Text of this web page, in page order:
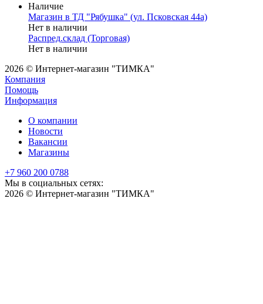
Наличие
Магазин в ТД "Рябушка" (ул. Псковская 44а)
Нет в наличии
Распред.склад (Торговая)
Нет в наличии
2026 © Интернет-магазин "ТИМКА"
Компания
Помощь
Информация
О компании
Новости
Вакансии
Магазины
+7 960 200 0788
Мы в социальных сетях:
2026 © Интернет-магазин "ТИМКА"